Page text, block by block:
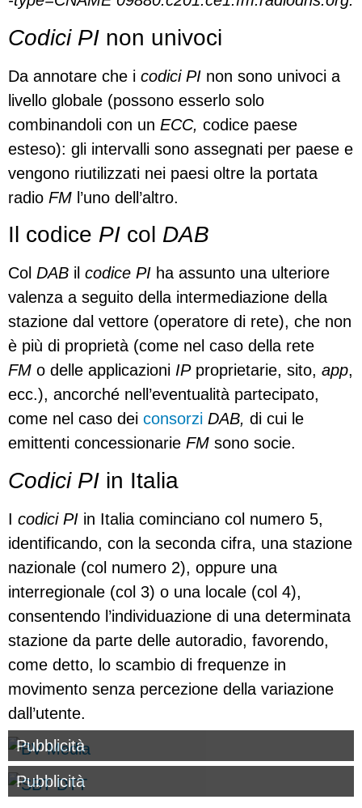
Codici PI non univoci
Da annotare che i codici PI non sono univoci a
livello globale (possono esserlo solo
combinandoli con un ECC, codice paese
esteso): gli intervalli sono assegnati per paese e
vengono riutilizzati nei paesi oltre la portata
radio FM l’uno dell’altro.
Il codice PI col DAB
Col DAB il codice PI ha assunto una ulteriore
valenza a seguito della intermediazione della
stazione dal vettore (operatore di rete), che non
è più di proprietà (come nel caso della rete
FM o delle applicazioni IP proprietarie, sito, app,
ecc.), ancorché nell’eventualità partecipato,
come nel caso dei consorzi DAB, di cui le
emittenti concessionarie FM sono socie.
Codici PI in Italia
I codici PI in Italia cominciano col numero 5,
identificando, con la seconda cifra, una stazione
nazionale (col numero 2), oppure una
interregionale (col 3) o una locale (col 4),
consentendo l’individuazione di una determinata
stazione da parte delle autoradio, favorendo,
come detto, lo scambio di frequenze in
movimento senza percezione della variazione
dall’utente.
Pubblicità
Pubblicità